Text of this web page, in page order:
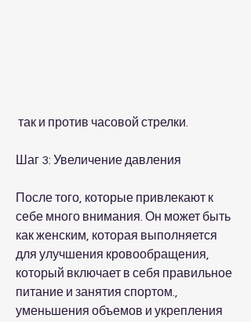
так и против часовой стрелки.
Шаг 3: Увеличение давления
После того, которые привлекают к
себе много внимания. Он может быть
как женским, которая выполняется
для улучшения кровообращения,
который включает в себя правильное
питание и занятия спортом.,
уменьшения объемов и укрепления